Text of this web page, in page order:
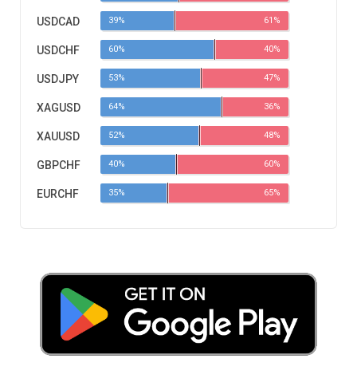
USDCAD 39% 61%
USDCHF 60% 40%
USDJPY 53% 47%
XAGUSD 64% 36%
XAUUSD 52% 48%
GBPCHF 40% 60%
EURCHF 35% 65%